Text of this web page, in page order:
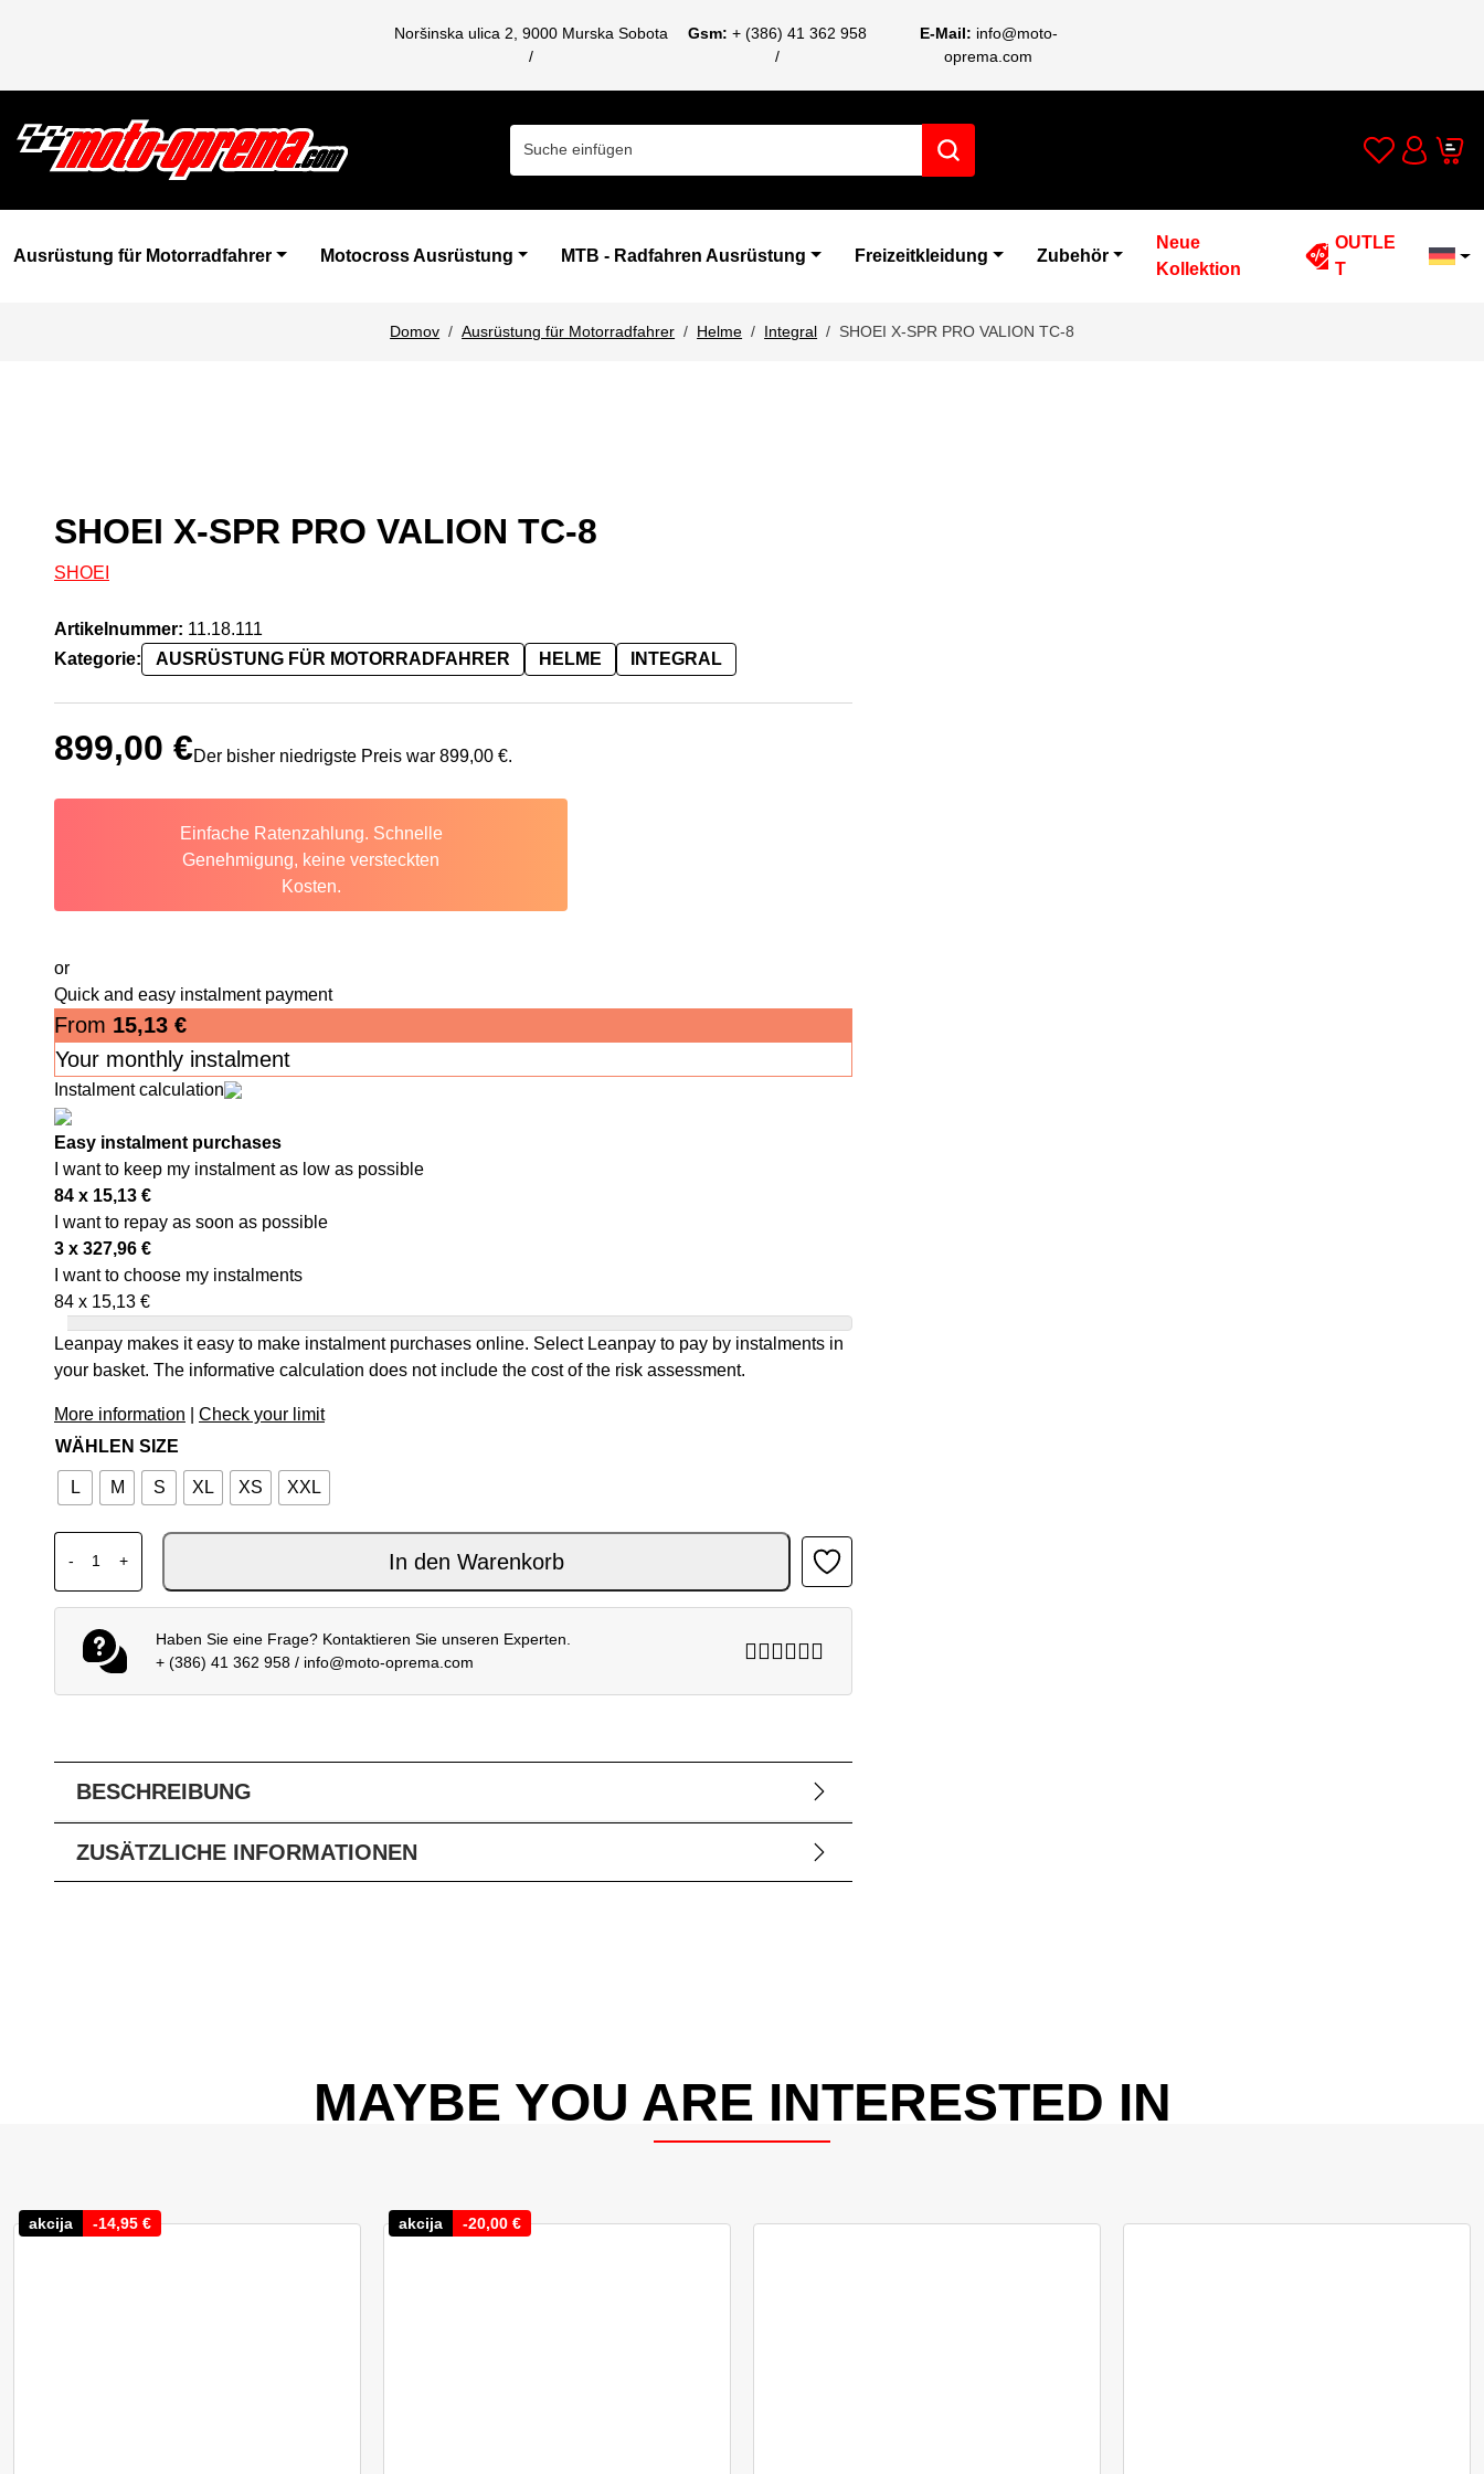
Noršinska ulica 2, 9000 Murska Sobota Gsm: + (386) 41 362 958 E-Mail: info@moto-
oprema.com
Wishlist
Cart
Ausrüstung für Motorradfahrer Motocross Ausrüstung MTB - Radfahren Ausrüstung Freizeitkleidung Zubehör
Neue
Kollektion
OUTLE
T
Domov Ausrüstung für Motorradfahrer Helme Integral SHOEI X-SPR PRO VALION TC-8
SHOEI X-SPR PRO VALION TC-8
SHOEI
Artikelnummer: 11.18.111
Kategorie:
AUSRÜSTUNG FÜR MOTORRADFAHRER HELME INTEGRAL
899,00 €Der bisher niedrigste Preis war 899,00 €.
Einfache Ratenzahlung. Schnelle
Genehmigung, keine versteckten
Kosten.
or
Quick and easy instalment payment
From 15,13 €
Your monthly instalment
Instalment calculation
Easy instalment purchases
I want to keep my instalment as low as possible
84 x 15,13 €
I want to repay as soon as possible
3 x 327,96 €
I want to choose my instalments
84 x 15,13 €
Leanpay makes it easy to make instalment purchases online. Select Leanpay to pay by instalments in
your basket. The informative calculation does not include the cost of the risk assessment.
More information
Check your limit
WÄHLEN SIZE
L M S XL XS XXL
-
SHOEI X-SPR PRO VALION TC-8 Menge
+ In den Warenkorb
Haben Sie eine Frage? Kontaktieren Sie unseren Experten.
+ (386) 41 362 958/ info@moto-oprema.com
BESCHREIBUNG
ZUSÄTZLICHE INFORMATIONEN
MAYBE YOU ARE INTERESTED IN
akcija -14,95 € akcija -20,00 €